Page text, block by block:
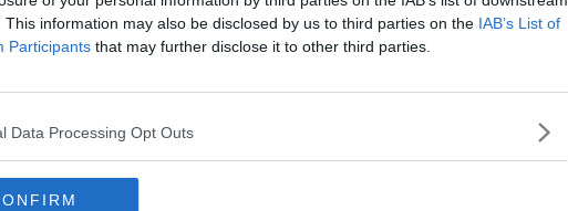
This information may also be disclosed by us to third parties on the IAB’s List of
Participants that may further disclose it to other third parties.
Data Processing Opt Outs